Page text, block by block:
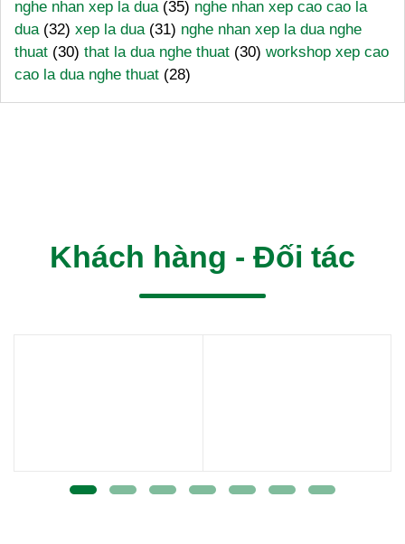
nghe nhan xep la dua (35) nghe nhan xep cao cao la
dua (32) xep la dua (31) nghe nhan xep la dua nghe
thuat (30) that la dua nghe thuat (30) workshop xep cao
cao la dua nghe thuat (28)
Khách hàng - Đối tác